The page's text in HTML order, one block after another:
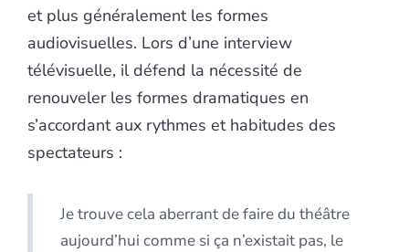
et plus généralement les formes
audiovisuelles. Lors d’une interview
télévisuelle, il défend la nécessité de
renouveler les formes dramatiques en
s’accordant aux rythmes et habitudes des
spectateurs :
Je trouve cela aberrant de faire du théâtre
aujourd’hui comme si ça n’existait pas, le